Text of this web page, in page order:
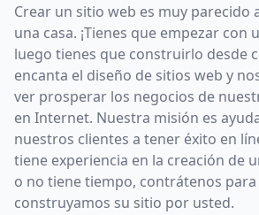
Crear un sitio web es muy parecido
una casa. ¡Tienes que empezar con
luego tienes que construirlo desde
encanta el diseño de sitios web y
ver prosperar los negocios de
en Internet. Nuestra misión es
nuestros clientes a tener éxito en
tiene experiencia en la creación de
o no tiene tiempo, contrátenos
construyamos su sitio por usted.